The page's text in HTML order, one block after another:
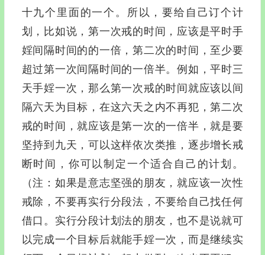
十九个里面的一个。所以，要给自己订个计
划，比如说，第一次戒的时间，应该是平时手
婬间隔时间的的一倍，第二次的时间，至少要
超过第一次间隔时间的一倍半。例如，平时三
天手婬一次，那么第一次戒的时间就应该以间
隔六天为目标，在这六天之内不再犯，第二次
戒的时间，就应该是第一次的一倍半，就是要
坚持到九天，可以这样依次类推，逐步增长戒
断时间，你可以制定一个适合自己的计划。
（注：如果是意志坚强的朋友，就应该一次性
戒除，不要再实行分段法，不要给自己找任何
借口。实行分段计划法的朋友，也不是说就可
以完成一个目标后就能手婬一次，而是继续实